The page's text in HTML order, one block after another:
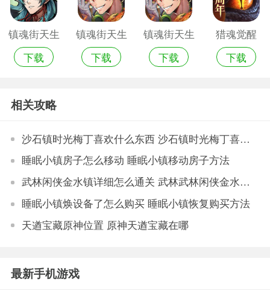
镇魂街天生
为王正版
下载
镇魂街天生
为王4399版
下载
镇魂街天生
为王快手版
下载
猎魂觉醒
下载
相关攻略
沙石镇时光梅丁喜欢什么东西 沙石镇时光梅丁喜爱一览
睡眠小镇房子怎么移动 睡眠小镇移动房子方法
武林闲侠金水镇详细怎么通关 武林武林闲侠金水镇详细怎么通关 武林闲侠金水镇通关技巧游戏攻略闲侠金水镇是一个全新的关卡，里面的boss啥的还是很简单的，武林闲侠
睡眠小镇焕设备了怎么购买 睡眠小镇恢复购买方法
天遒宝藏原神位置 原神天遒宝藏在哪
最新手机游戏